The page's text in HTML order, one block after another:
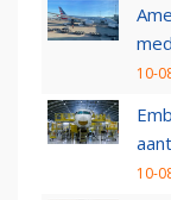
10-
10-